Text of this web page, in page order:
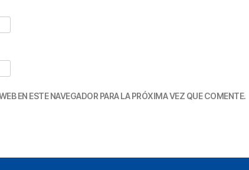
EN ESTE NAVEGADOR PARA LA PRÓXIMA VEZ QUE COMENTE.